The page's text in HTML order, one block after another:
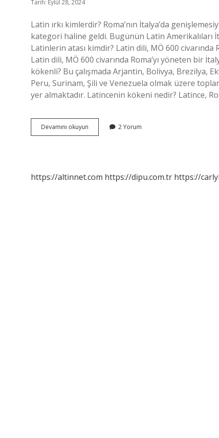
Tarih: Eylül 28, 2024
Latin ırkı kimlerdir? Roma’nın İtalya’da
kategori haline geldi. Bugünün Latin Amerikalıları
Latinlerin atası kimdir? Latin dili, MÖ 600
Latin dili, MÖ 600 civarında Roma’yı yöneten bir
kökenli? Bu çalışmada Arjantin, Bolivya, Brezilya,
Peru, Surinam, Şili ve Venezuela olmak üzere
yer almaktadır. Latincenin kökeni nedir? Latince,
Devamını okuyun
Irkı
2 Yorum
https://altinnet.com https://dipu.com.tr https://